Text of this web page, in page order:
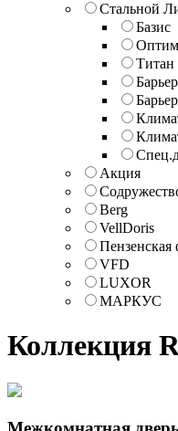
Стальной
Базис
Титан
Барьер
Акция
Berg
VellDoris
Пензенская
VFD
LUXOR
МАРКУС
Коллекция